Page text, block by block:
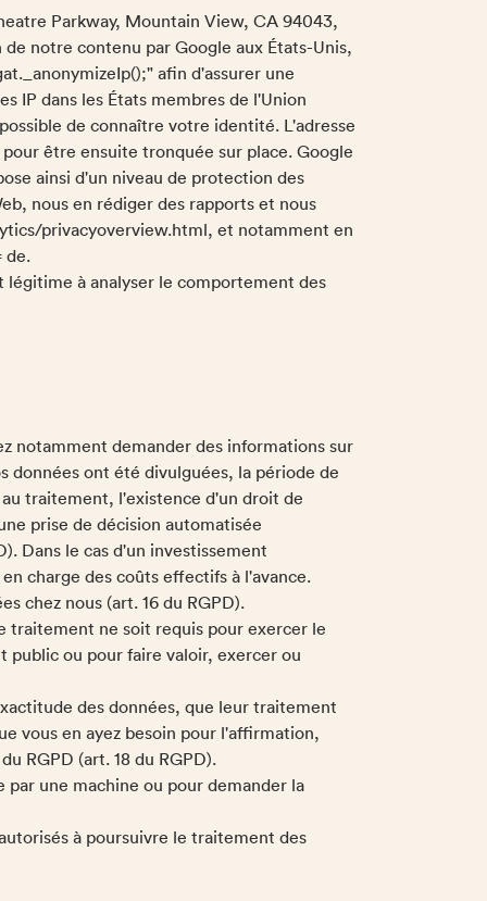
Parkway, Mountain View, CA 94043,
notre contenu par Google aux États-Unis,
afin d'assurer une
IP dans les États membres de l'Union
de connaître votre identité. L'adresse
être ensuite tronquée sur place. Google
ainsi d'un niveau de protection des
nous en rédiger des rapports et nous
privacyoverview.html, et notamment en
de.
légitime à analyser le comportement des
notamment demander des informations sur
données ont été divulguées, la période de
traitement, l'existence d'un droit de
prise de décision automatisée
Dans le cas d'un investissement
charge des coûts effectifs à l'avance.
chez nous (art. 16 du RGPD).
traitement ne soit requis pour exercer le
ou pour faire valoir, exercer ou
des données, que leur traitement
vous en ayez besoin pour l'affirmation,
RGPD (art. 18 du RGPD).
une machine ou pour demander la
à poursuivre le traitement des